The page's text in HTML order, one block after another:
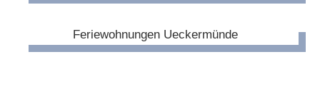
Freizeit & Umgebung